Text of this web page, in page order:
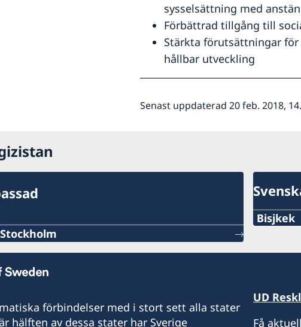
sysselsättning med
Förbättrad tillgång till
Stärkta förutsättningar
hållbar utveckling
Senast uppdaterad 20 feb. 2018,
Bisjkek
förbindelser med i stort sett alla stater
hälften av dessa stater har Sverige
UD
Få